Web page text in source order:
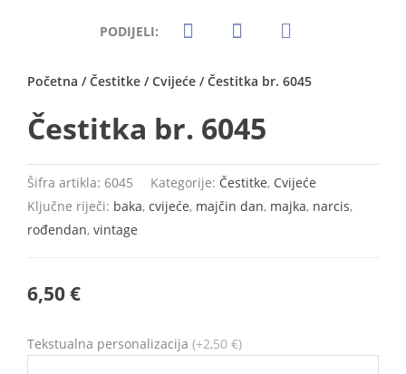
PODIJELI:
Početna /Čestitke /Cvijeće / Čestitka br. 6045
Čestitka br. 6045
Šifra artikla: 6045 Kategorije: Čestitke, Cvijeće
Ključne riječi: baka, cvijeće, majčin dan, majka, narcis,
rođendan, vintage
6,50€
Tekstualna personalizacija (+2,50 €)
Čestitka